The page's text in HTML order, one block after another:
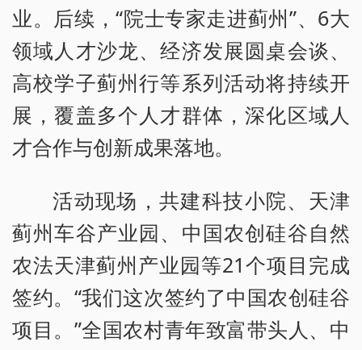
业。后续，“院士专家走进蓟州”、6大
领域人才沙龙、经济发展圆桌会谈、
高校学子蓟州行等系列活动将持续开
展，覆盖多个人才群体，深化区域人
才合作与创新成果落地。
活动现场，共建科技小院、天津
蓟州车谷产业园、中国农创硅谷自然
农法天津蓟州产业园等21个项目完成
签约。“我们这次签约了中国农创硅谷
项目。”全国农村青年致富带头人、中